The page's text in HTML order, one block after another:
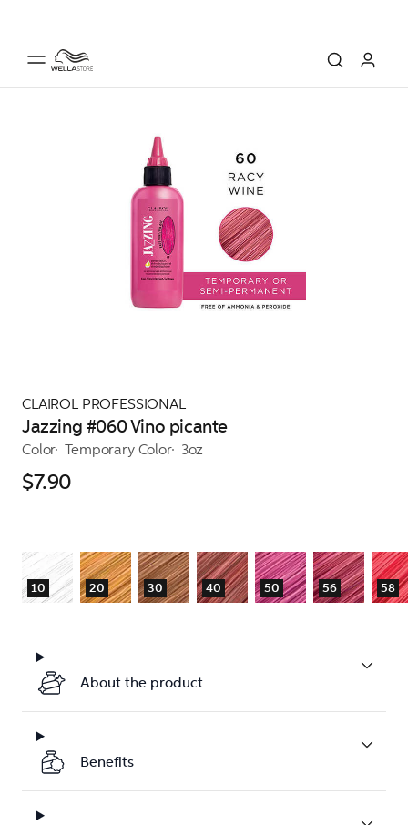
CLAIROL PROFESSIONAL
Jazzing #060 Vino picante
Color Temporary Color 3oz
$7.90
10 20 30 40 50 56 58
About the product
Benefits